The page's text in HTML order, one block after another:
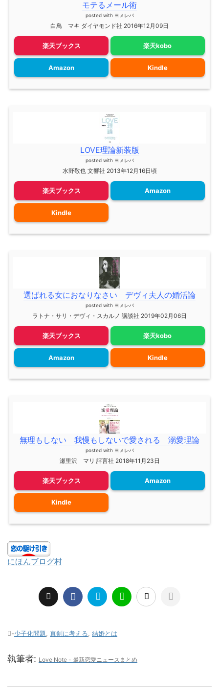
モテるメール術
posted with ヨメレバ
白鳥 マキ ダイヤモンド社 2016年12月09日
楽天ブックス 楽天kobo
Amazon Kindle
LOVE理論新装版
posted with ヨメレバ
水野敬也 文響社 2013年12月16日頃
楽天ブックス Amazon
Kindle
選ばれる女におなりなさい デヴィ夫人の婚活論
posted with ヨメレバ
ラトナ・サリ・デヴィ・スカルノ 講談社 2019年02月06日
楽天ブックス 楽天kobo
Amazon Kindle
無理もしない 我慢もしないで愛される 溺愛理論
posted with ヨメレバ
瀬里沢 マリ 評言社 2018年11月23日
楽天ブックス Amazon
Kindle
にほんブログ村
-少子化問題, 真剣に考える, 結婚とは
執筆者: Love Note - 最新恋愛ニュースまとめ